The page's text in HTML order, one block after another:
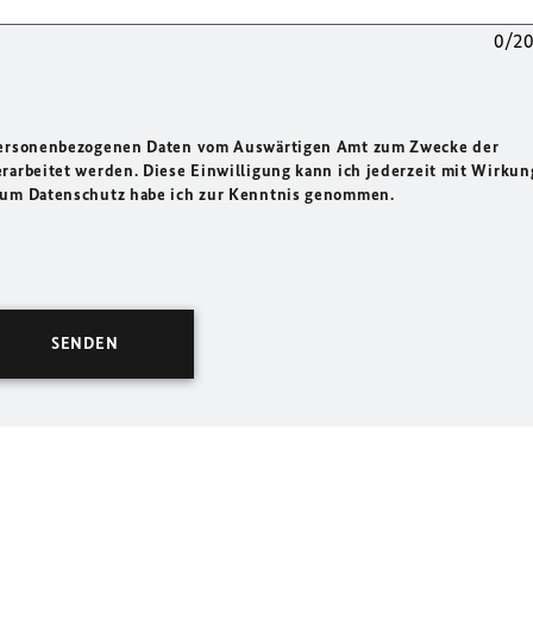
0/
Daten vom Auswärtigen Amt zum Zwecke der
werden. Diese Einwilligung kann ich jederzeit mit
Datenschutz habe ich zur Kenntnis genommen.